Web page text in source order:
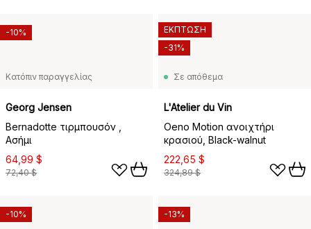
Κατόπιν παραγγελίας
Georg Jensen
Bernadotte τιρμπουσόν ,
Ασήμι
64,99 $
72,40 $
-10%
Σε απόθεμα
L'Atelier du Vin
Oeno Motion ανοιχτήρι
κρασιού, Black-walnut
222,65 $
324,89 $
ΕΚΠΤΩΣΗ
-31%
-10% -13%